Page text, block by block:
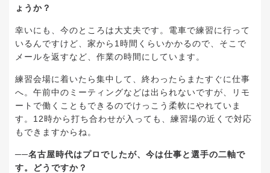
ょうか？
幸いにも、今のところは大丈夫です。電車で練習に行って
いるんですけど、家から1時間くらいかかるので、そこで
メールを返すなど、作業の時間にしています。
練習会場に着いたら集中して、終わったらまたすぐに仕事
へ。午前中のミーティングなどは出られないですが、リモ
ートで働くこともできるのでけっこう柔軟にやれていま
す。12時から打ち合わせが入っても、練習場の近くで対応
もできますからね。
──名古屋時代はプロでしたが、今は仕事と選手の二軸で
す。どうですか？